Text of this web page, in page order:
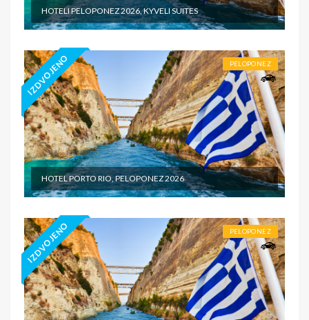
HOTELI PELOPONEZ 2026, KYVELI SUITES
IZDVOJENO PELOPONEZ
HOTEL PORTO RIO, PELOPONEZ 2026
IZDVOJENO PELOPONEZ